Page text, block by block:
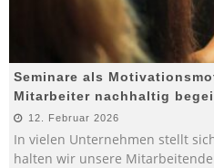
Seminare als
Mitarbeiter nachhaltig
12. Februar 2026
In vielen Unternehmen stellt
halten wir unsere